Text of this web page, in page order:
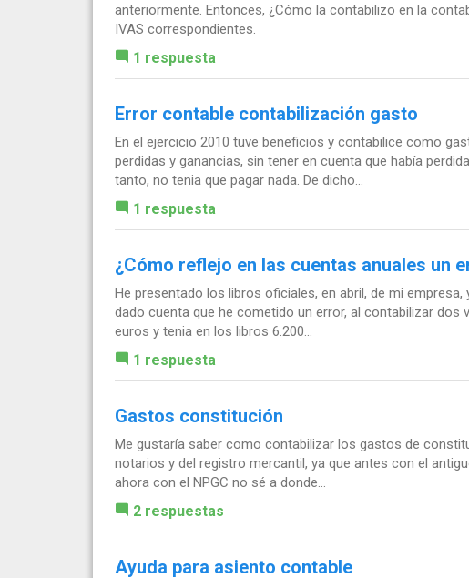
anteriormente. Entonces, ¿Cómo la contabilizo en la
IVAS correspondientes.
1 respuesta
Error contable contabilización gasto
En el ejercicio 2010 tuve beneficios y contabilice como
perdidas y ganancias, sin tener en cuenta que había
tanto, no tenia que pagar nada. De dicho...
1 respuesta
¿Cómo reflejo en las cuentas anuales un
He presentado los libros oficiales, en abril, de mi
dado cuenta que he cometido un error, al contabilizar dos
euros y tenia en los libros 6.200...
1 respuesta
Gastos constitución
Me gustaría saber como contabilizar los gastos de
notarios y del registro mercantil, ya que antes con el
ahora con el NPGC no sé a donde...
2 respuestas
Ayuda para asiento contable